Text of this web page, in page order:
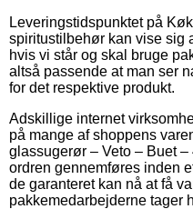
Leveringstidspunktet på
spiritustilbehør kan vise sig
hvis vi står og skal bruge
altså passende at man ser
for det respektive produkt.
Adskillige internet
på mange af shoppens
glassugerør – Veto – Buet
ordren gennemføres inden
de garanteret kan nå at få
pakkemedarbejderne tager